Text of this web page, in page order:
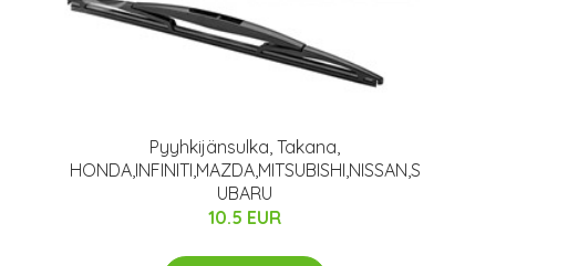
Pyyhkijänsulka, Takana,
HONDA,INFINITI,MAZDA,MITSUBISHI,NISSAN,S
UBARU
10.5 EUR